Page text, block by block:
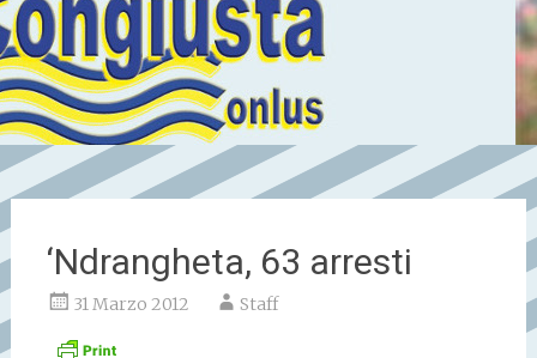
‘Ndrangheta, 63 arresti
31 Marzo 2012 Staff